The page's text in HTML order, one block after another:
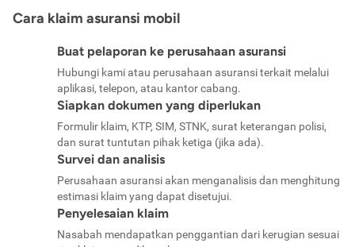
Cara klaim asuransi mobil
Buat pelaporan ke perusahaan asuransi
Hubungi kami atau perusahaan asuransi terkait melalui
aplikasi, telepon, atau kantor cabang.
Siapkan dokumen yang diperlukan
Formulir klaim, KTP, SIM, STNK, surat keterangan polisi,
dan surat tuntutan pihak ketiga (jika ada).
Survei dan analisis
Perusahaan asuransi akan menganalisis dan menghitung
estimasi klaim yang dapat disetujui.
Penyelesaian klaim
Nasabah mendapatkan penggantian dari kerugian sesuai